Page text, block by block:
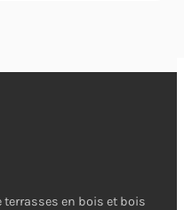
en bois et bois